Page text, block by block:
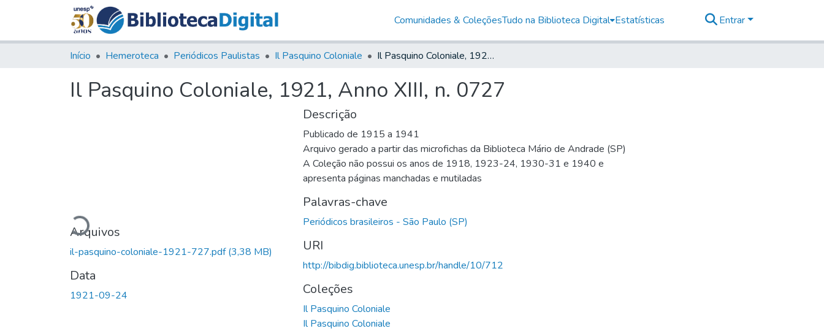
Comunidades & ColeçõesTudo na Biblioteca Digital Estatísticas Entrar
Início Hemeroteca Periódicos Paulistas Il Pasquino Coloniale Il Pasquino Coloniale, 1921, Anno XIII, n. 0727
Il Pasquino Coloniale, 1921, Anno XIII, n. 0727
Carregando...
Arquivos
il-pasquino-coloniale-1921-727.pdf(3,38 MB)
Data
1921-09-24
Descrição
Publicado de 1915 a 1941
Arquivo gerado a partir das microfichas da Biblioteca Mário de Andrade (SP)
A Coleção não possui os anos de 1918, 1923-24, 1930-31 e 1940 e
apresenta páginas manchadas e mutiladas
Palavras-chave
Periódicos brasileiros - São Paulo (SP)
URI
http://bibdig.biblioteca.unesp.br/handle/10/712
Coleções
Il Pasquino Coloniale
Il Pasquino Coloniale